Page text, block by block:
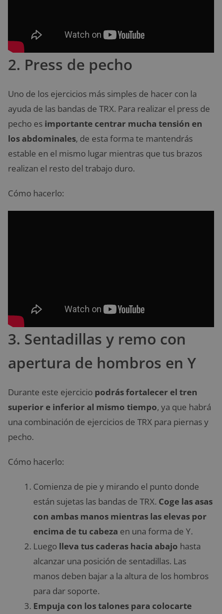
2. Press de pecho
Uno de los ejercicios más simples de hacer con la
ayuda de las bandas de TRX. Para realizar el press de
pecho es importante centrar mucha tensión en
los abdominales, de esta forma te mantendrás
estable en el mismo lugar mientras que tus brazos
realizan el resto del trabajo duro.
Cómo hacerlo:
3. Sentadillas y remo con
apertura de hombros en Y
Durante este ejercicio podrás fortalecer el tren
superior e inferior al mismo tiempo, ya que habrá
una combinación de ejercicios de TRX para piernas y
pecho.
Cómo hacerlo:
Comienza de pie y mirando el punto donde
están sujetas las bandas de TRX. Coge las asas
con ambas manos mientras las elevas por
encima de tu cabeza en una forma de Y.
Luego lleva tus caderas hacia abajo hasta
alcanzar una posición de sentadillas. Las
manos deben bajar a la altura de los hombros
para dar soporte.
Empuja con los talones para colocarte